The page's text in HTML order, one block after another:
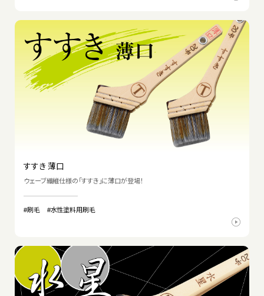
すすき 薄口
ウェーブ繊維仕様の「すすき」に薄口が登場！
#刷毛 #水性塗料用刷毛